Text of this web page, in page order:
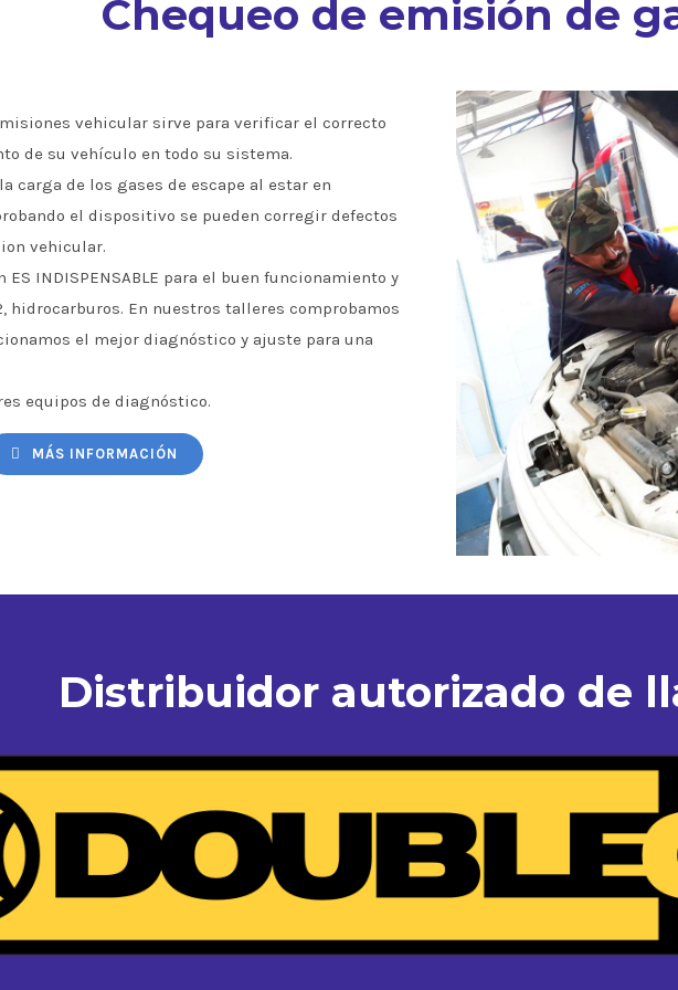
Chequeo de emisión de
vehicular sirve para verificar el correcto
de su vehículo en todo su sistema.
carga de los gases de escape al estar en
el dispositivo se pueden corregir defectos
vehicular.
INDISPENSABLE para el buen funcionamiento y
hidrocarburos. En nuestros talleres comprobamos
el mejor diagnóstico y ajuste para una
equipos de diagnóstico.
MÁS INFORMACIÓN
Distribuidor autorizado de